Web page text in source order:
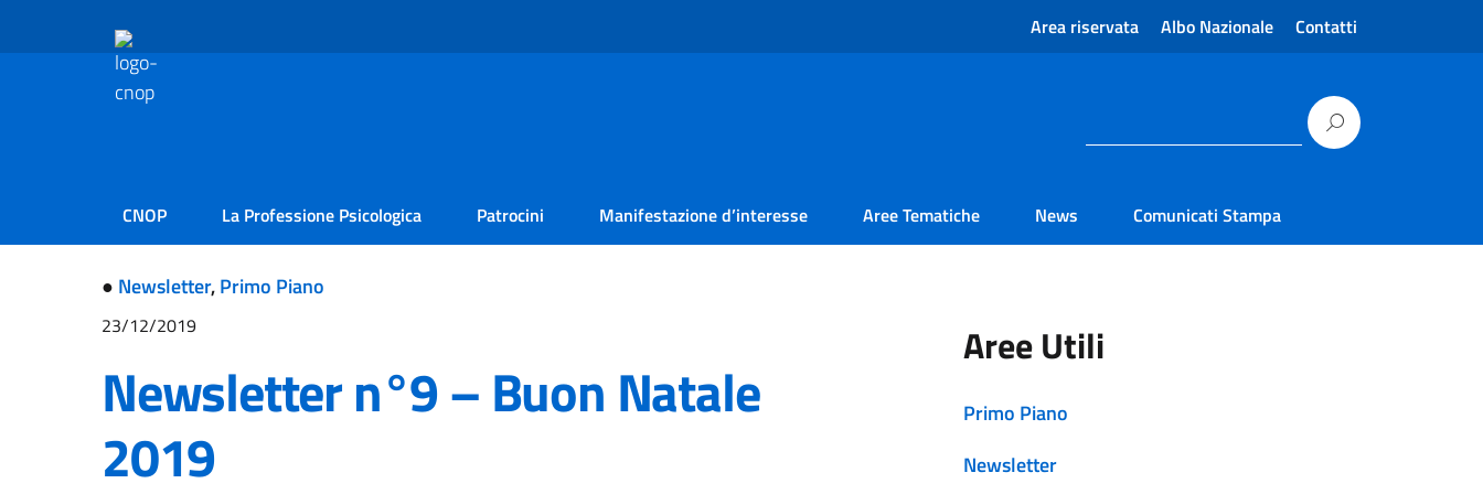
Area riservata Albo Nazionale Contatti
CNOP La Professione Psicologica Patrocini Manifestazione d’interesse Aree Tematiche News Comunicati Stampa
● Newsletter,Primo Piano
23/12/2019
Newsletter n°9 – Buon Natale
2019
Aree Utili
Primo Piano
Newsletter